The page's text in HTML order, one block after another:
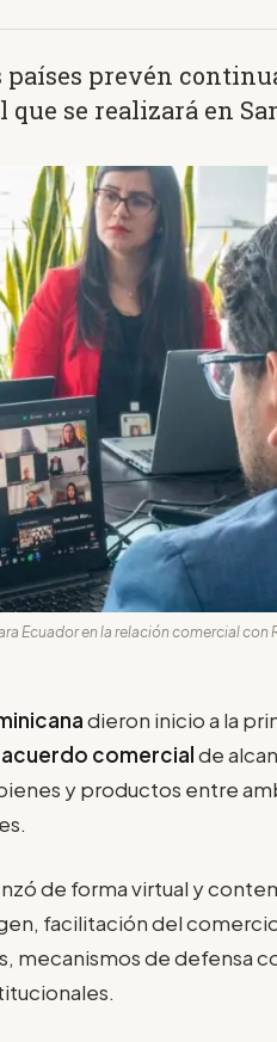
países prevén
se realizará en
Ecuador en la relación comercial
dieron inicio a la
acuerdo comercialde
y productos entre
de forma virtual y
facilitación del
mecanismos de defensa